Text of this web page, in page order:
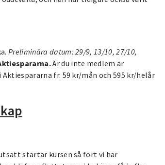
Preliminära datum: 29/9, 13/10, 27/10,
Är du inte medlem är
fr. 59 kr/mån och 595 kr/helår
startar kursen så fort vi har